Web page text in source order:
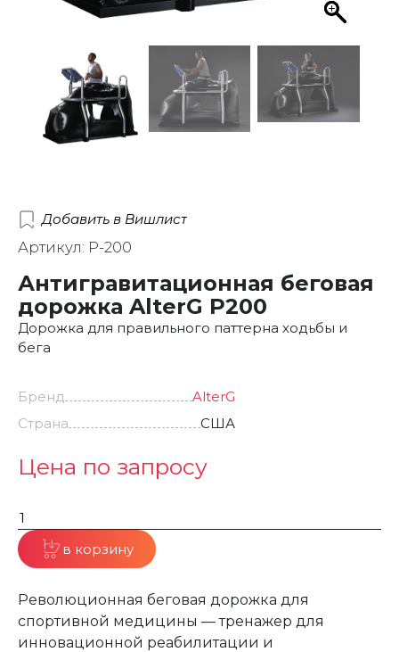
Добавить в Вишлист
Артикул: P-200
Антигравитационная беговая
дорожка AlterG P200
Дорожка для правильного паттерна ходьбы и
бега
Бренд
AlterG
Страна
США
Цена по запросу
в корзину
Революционная беговая дорожка для
спортивной медицины — тренажер для
инновационной реабилитации и